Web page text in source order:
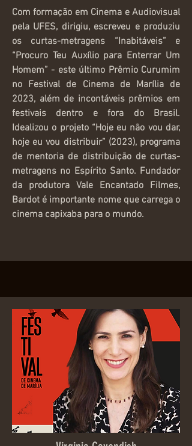
Com formação em Cinema e Audiovisual
pela UFES, dirigiu, escreveu e produziu
os curtas-metragens “Inabitáveis” e
“Procuro Teu Auxílio para Enterrar Um
Homem” - este último Prêmio Curumim
no Festival de Cinema de Marília de
2023, além de incontáveis prêmios em
festivais dentro e fora do Brasil.
Idealizou o projeto “Hoje eu não vou dar,
hoje eu vou distribuir” (2023), programa
de mentoria de distribuição de curtas-
metragens no Espírito Santo. Fundador
da produtora Vale Encantado Filmes,
Bardot é importante nome que carrega o
cinema capixaba para o mundo.